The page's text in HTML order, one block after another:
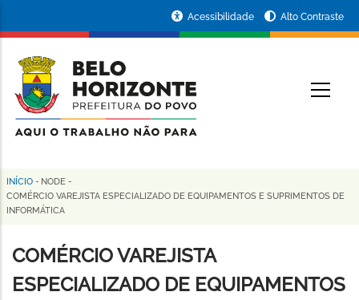
conteúdo
principal
da
Prefeitura
de
Horizonte
Acessibilidade Alto Contraste
Trilha
de
navegação
INÍCIO - NODE -
COMÉRCIO VAREJISTA ESPECIALIZADO DE EQUIPAMENTOS E SUPRIMENTOS DE
INFORMÁTICA
COMÉRCIO VAREJISTA
ESPECIALIZADO DE EQUIPAMENTOS